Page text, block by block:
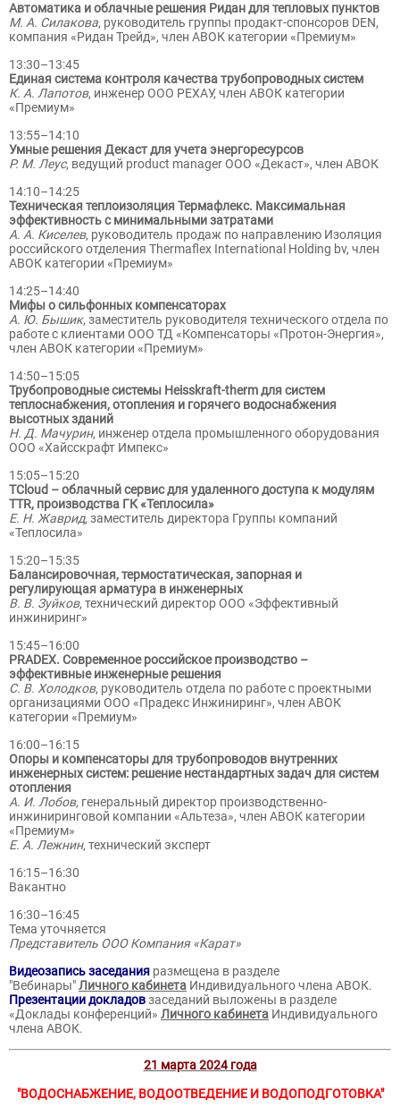
Автоматика и облачные решения Ридан для тепловых пунктов
М. А. Силакова, руководитель группы продакт-спонсоров DEN,
компания «Ридан Трейд», член АВОК категории «Премиум»
13:30–13:45
Единая система контроля качества трубопроводных систем
К. А. Лапотов, инженер OOO РЕХАУ, член АВОК категории
«Премиум»
13:55–14:10
Умные решения Декаст для учета энергоресурсов
Р. М. Леус, ведущий product manager ООО «Декаст», член АВОК
14:10–14:25
Техническая теплоизоляция Термафлекс. Максимальная
эффективность с минимальными затратами
А. А. Киселев, руководитель продаж по направлению Изоляция
российского отделения Thermaflex International Holding bv, член
АВОК категории «Премиум»
14:25–14:40
Мифы о сильфонных компенсаторах
А. Ю. Бышик, заместитель руководителя технического отдела по
работе с клиентами ООО ТД «Компенсаторы «Протон-Энергия»,
член АВОК категории «Премиум»
14:50–15:05
Трубопроводные системы Heisskraft-therm для систем
теплоснабжения, отопления и горячего водоснабжения
высотных зданий
Н. Д. Мачурин, инженер отдела промышленного оборудования
ООО «Хайсскрафт Импекс»
15:05–15:20
TCloud – облачный сервис для удаленного доступа к модулям
TTR, производства ГК «Теплосила»
Е. Н. Жаврид, заместитель директора Группы компаний
«Теплосила»
15:20–15:35
Балансировочная, термостатическая, запорная и
регулирующая арматура в инженерных
В. В. Зуйков, технический директор ООО «Эффективный
инжиниринг»
15:45–16:00
PRADEX. Современное российское производство –
эффективные инженерные решения
С. В. Холодков, руководитель отдела по работе с проектными
организациями ООО «Прадекс Инжиниринг», член АВОК
категории «Премиум»
16:00–16:15
Опоры и компенсаторы для трубопроводов внутренних
инженерных систем: решение нестандартных задач для систем
отопления
А. И. Лобов, генеральный директор производственно-
инжиниринговой компании «Альтеза», член АВОК категории
«Премиум»
Е. А. Лежнин, технический эксперт
16:15–16:30
Вакантно
16:30–16:45
Тема уточняется
Представитель ООО Компания «Карат»
Видеозапись заседания размещена в разделе
"Вебинары"Личного кабинета Индивидуального члена АВОК.
Презентации докладовзаседаний выложены в разделе
«Доклады конференций» Личного кабинета Индивидуального
члена АВОК.
21 марта 2024 года
"ВОДОСНАБЖЕНИЕ, ВОДООТВЕДЕНИЕ И ВОДОПОДГОТОВКА"